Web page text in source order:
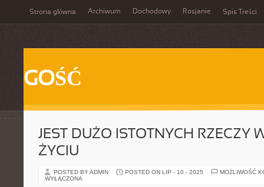
Strona główna Archiwum Dochodowy Rosjanie Spis Treści
GOŚĆ
JEST DUŻO ISTOTNYCH RZECZY
ŻYCIU
POSTED BY ADMIN POSTED ON LIP - 10 - 2025
MOŻLIWOŚĆ
WYŁĄCZONA